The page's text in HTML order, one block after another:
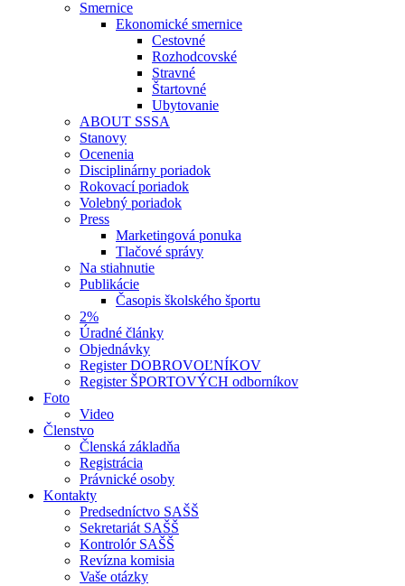
Smernice
Ekonomické smernice
Cestovné
Rozhodcovské
Stravné
Štartovné
Ubytovanie
ABOUT SSSA
Stanovy
Ocenenia
Disciplinárny poriadok
Rokovací poriadok
Volebný poriadok
Press
Marketingová ponuka
Tlačové správy
Na stiahnutie
Publikácie
Časopis školského športu
2%
Úradné články
Objednávky
Register DOBROVOĽNÍKOV
Register ŠPORTOVÝCH odborníkov
Foto
Video
Členstvo
Členská základňa
Registrácia
Právnické osoby
Kontakty
Predsedníctvo SAŠŠ
Sekretariát SAŠŠ
Kontrolór SAŠŠ
Revízna komisia
Vaše otázky